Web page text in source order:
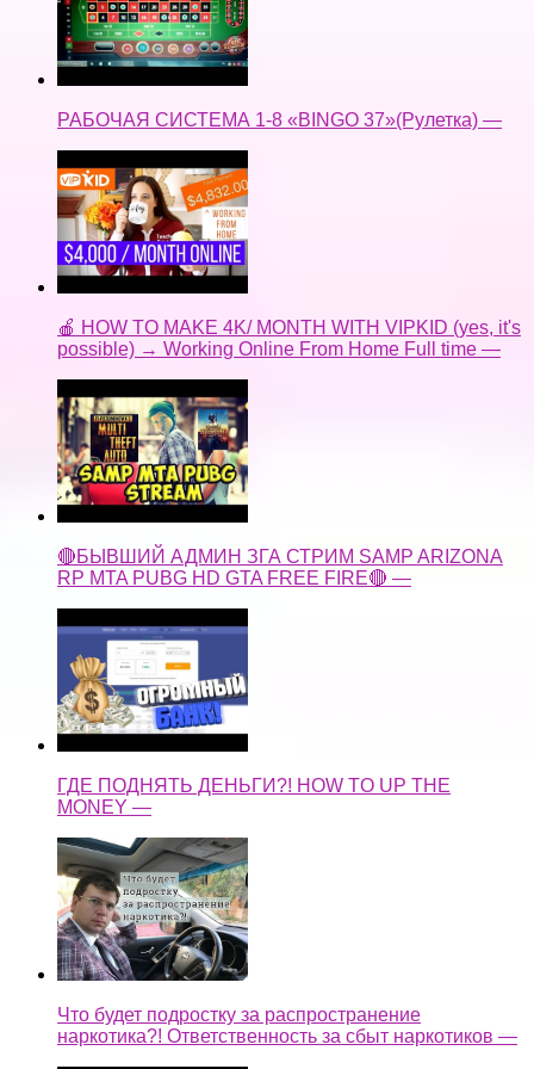
РАБОЧАЯ СИСТЕМА 1-8 «BINGO 37»(Рулетка) —
🍎 HOW TO MAKE 4K/ MONTH WITH VIPKID (yes, it's
possible) → Working Online From Home Full time —
🔴БЫВШИЙ АДМИН ЗГА СТРИМ SAMP ARIZONA
RP MTA PUBG HD GTA FREE FIRE🔴 —
ГДЕ ПОДНЯТЬ ДЕНЬГИ?! HOW TO UP THE
MONEY —
Что будет подростку за распространение
наркотика?! Ответственность за сбыт наркотиков —